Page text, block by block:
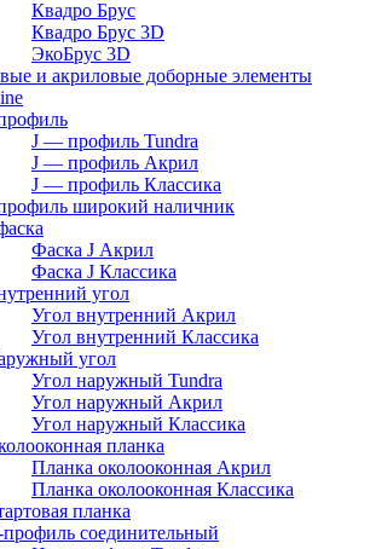
Квадро Брус
Квадро Брус 3D
ЭкоБрус 3D
и акриловые доборные элементы
J — профиль Tundra
J — профиль Акрил
J — профиль Классика
широкий наличник
Фаска J Акрил
Фаска J Классика
угол
Угол внутренний Акрил
Угол внутренний Классика
угол
Угол наружный Tundra
Угол наружный Акрил
Угол наружный Классика
планка
Планка околооконная Акрил
Планка околооконная Классика
планка
соединительный